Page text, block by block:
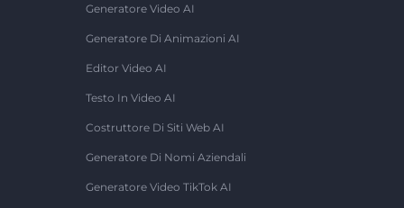
Generatore Video AI
Generatore Di Animazioni AI
Editor Video AI
Testo In Video AI
Costruttore Di Siti Web AI
Generatore Di Nomi Aziendali
Generatore Video TikTok AI